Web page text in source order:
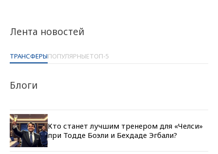
Лента новостей
ТРАНСФЕРЫПОПУЛЯРНЫЕТОП-5
Блоги
Кто станет лучшим тренером для «Челси»
при Тодде Боэли и Бехдаде Эгбали?